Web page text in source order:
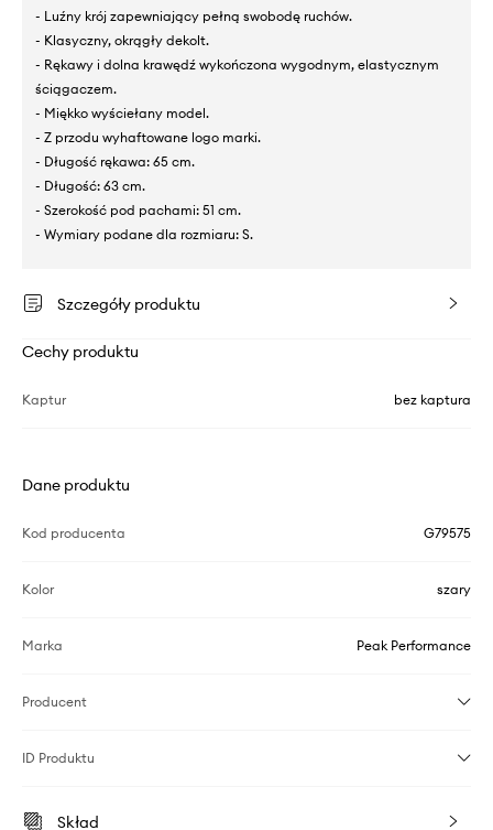
- Luźny krój zapewniający pełną swobodę ruchów.
- Klasyczny, okrągły dekolt.
- Rękawy i dolna krawędź wykończona wygodnym, elastycznym
ściągaczem.
- Miękko wyściełany model.
- Z przodu wyhaftowane logo marki.
- Długość rękawa: 65 cm.
- Długość: 63 cm.
- Szerokość pod pachami: 51 cm.
- Wymiary podane dla rozmiaru: S.
Szczegóły produktu
Cechy produktu
Kaptur bez kaptura
Dane produktu
Kod producenta G79575
Kolor szary
Marka Peak Performance
Producent
ID Produktu
Skład